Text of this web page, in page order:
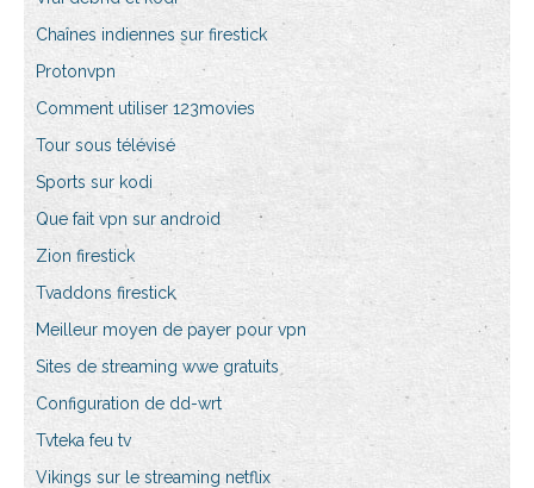
Chaînes indiennes sur firestick
Protonvpn
Comment utiliser 123movies
Tour sous télévisé
Sports sur kodi
Que fait vpn sur android
Zion firestick
Tvaddons firestick
Meilleur moyen de payer pour vpn
Sites de streaming wwe gratuits
Configuration de dd-wrt
Tvteka feu tv
Vikings sur le streaming netflix